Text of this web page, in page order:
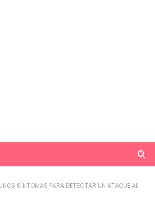
SÍNTOMAS PARA DETECTAR UN ATAQUE AL